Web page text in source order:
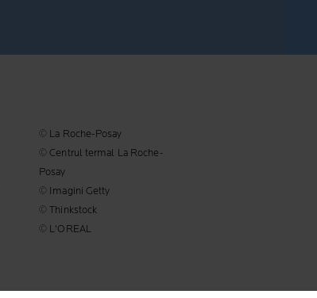
© La Roche-Posay
© Centrul termal La Roche-
Posay
© Imagini Getty
© Thinkstock
© L'OREAL